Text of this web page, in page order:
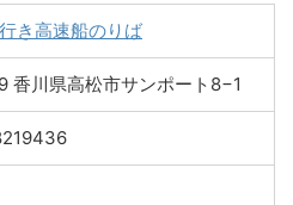
き高速船のりば
香川県高松市サンポート8−1